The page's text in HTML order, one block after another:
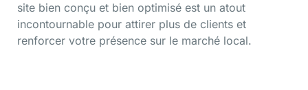
site bien conçu et bien optimisé est un atout
incontournable pour attirer plus de clients et
renforcer votre présence sur le marché local.